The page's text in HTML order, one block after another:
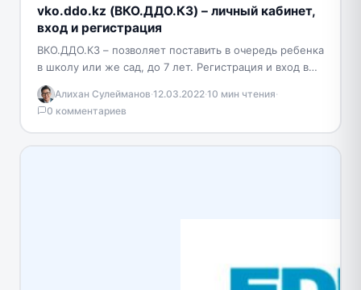
vko.ddo.kz (ВКО.ДДО.КЗ) – личный кабинет,
вход и регистрация
ВКО.ДДО.КЗ – позволяет поставить в очередь ребенка
в школу или же сад, до 7 лет. Регистрация и вход в
личный кабинет Получения…
Алихан Сулейманов·12.03.2022·10 мин чтения·
0 комментариев